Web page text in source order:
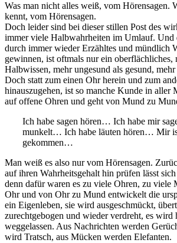
Was man nicht alles weiß, vom Hörensagen.
kennt, vom Hörensagen.
Doch leider sind bei dieser stillen Post des
immer viele Halbwahrheiten im Umlauf. Und
durch immer wieder Erzähltes und mündlich
gewinnen, ist oftmals nur ein oberflächliches,
Halbwissen, mehr ungesund als gesund,
Doch statt zum einen Ohr herein und zum
hinauszugehen, ist so manche Kunde in aller
auf offene Ohren und geht von Mund zu
Ich habe sagen hören… Ich habe mir
munkelt… Ich habe läuten hören… Mir
gekommen…
Man weiß es also nur vom Hörensagen.
auf ihren Wahrheitsgehalt hin prüfen lässt
denn dafür waren es zu viele Ohren, zu viele
Ohr und von Ohr zu Mund entwickelt die
ein Eigenleben, sie wird ausgeschmückt,
zurechtgebogen und wieder verdreht, es wird
weggelassen. Aus Nachrichten werden
wird Tratsch, aus Mücken werden Elefanten.